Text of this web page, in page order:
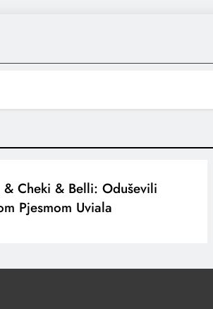
& Cheki & Belli: Oduševili
Pjesmom Uviala